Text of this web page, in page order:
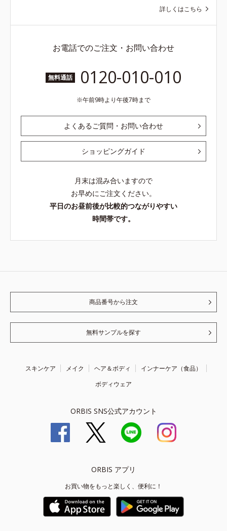
詳しくはこちら
お電話でのご注文・お問い合わせ
無料通話 0120-010-010
午前9時より午後7時まで
よくあるご質問・お問い合わせ
ショッピングガイド
月末は混み合いますので
お早めにご注文ください。
平日のお昼前後が比較的つながりやすい
時間帯です。
商品番号から注文
無料サンプルを探す
スキンケア メイク ヘア＆ボディ
インナーケア（食品）
ボディウェア
ORBIS SNS公式アカウント
ORBIS アプリ
お買い物をもっと楽しく、便利に！